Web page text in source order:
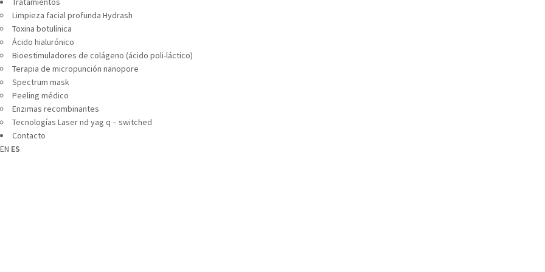
Limpieza facial profunda Hydrash
Toxina botulínica
Ácido hialurónico
Bioestimuladores de colágeno (ácido poli-láctico)
Terapia de micropunción nanopore
Spectrum mask
Peeling médico
Enzimas recombinantes
Tecnologías Laser nd yag q – switched
Contacto
EN ES